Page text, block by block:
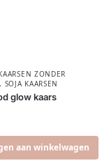
ZONDER
, SOJA KAARSEN
glow kaars
aan winkelwagen